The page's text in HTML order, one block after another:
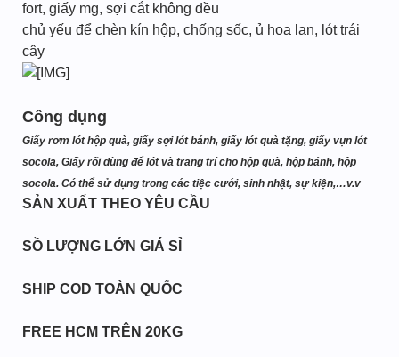
fort, giấy mg, sợi cắt không đều
chủ yếu để chèn kín hộp, chống sốc, ủ hoa lan, lót trái
cây
Công dụng
Giấy rơm lót hộp quà, giấy sợi lót bánh, giấy lót quà tặng, giấy vụn lót
socola, Giấy rối dùng để lót và trang trí cho hộp quà, hộp bánh, hộp
socola. Có thể sử dụng trong các tiệc cưới, sinh nhật, sự kiện,…v.v
SẢN XUẤT THEO YÊU CẦU
SỒ LƯỢNG LỚN GIÁ SỈ
SHIP COD TOÀN QUỐC
FREE HCM TRÊN 20KG